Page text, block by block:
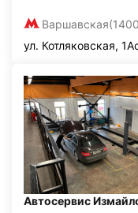
Варшавская
ул. Котляковская,
Автосервис